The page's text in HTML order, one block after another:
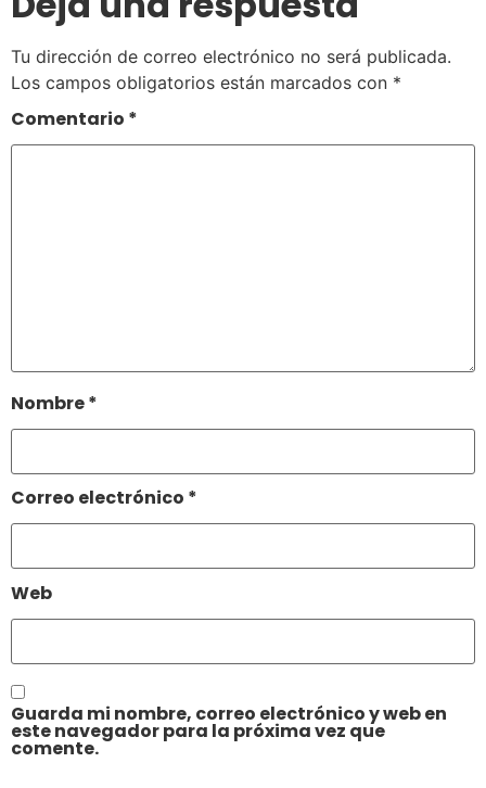
Tu dirección de correo electrónico no será publicada.
Los campos obligatorios están marcados con *
Comentario *
Nombre*
Correo electrónico *
Web
Guarda mi nombre, correo electrónico y web en
este navegador para la próxima vez que
comente.